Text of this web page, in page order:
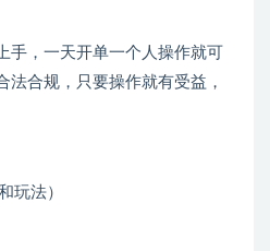
手，一天开单一个人操作就可
法合规，只要操作就有受益，
玩法）